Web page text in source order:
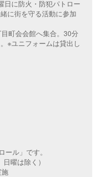
日に防火・防犯パトロー
に街を守る活動に参加
町会会館へ集合。30分
※ユニフォームは貸出し
ル」です。
曜は除く）